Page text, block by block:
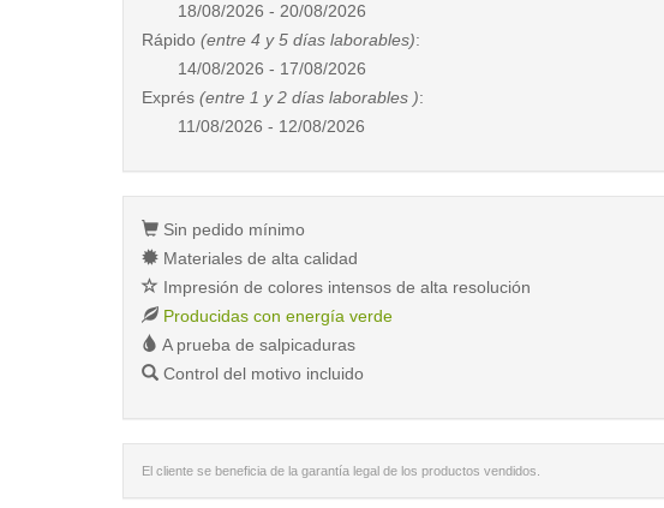
18/08/2026 - 20/08/2026
Rápido (entre 4 y 5 días laborables):
14/08/2026 - 17/08/2026
Exprés (entre 1 y 2 días laborables ):
11/08/2026 - 12/08/2026
Sin pedido mínimo
Materiales de alta calidad
Impresión de colores intensos de alta resolución
Producidas con energía verde
A prueba de salpicaduras
Control del motivo incluido
El cliente se beneficia de la garantía legal de los productos vendidos.